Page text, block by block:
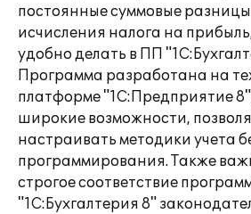
постоянные суммовые разницы
исчисления налога на
удобно делать в ПП
Программа разработана на
платформе "1С:Предприятие
широкие возможности,
настраивать методики учета
программирования. Также
строгое соответствие
"1С:Бухгалтерия 8"